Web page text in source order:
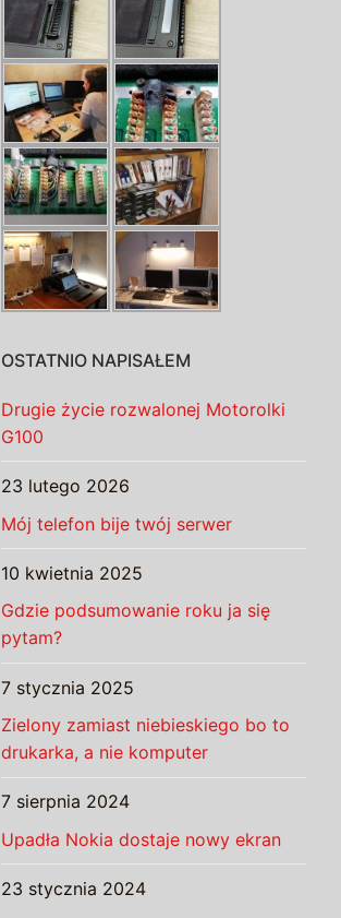
OSTATNIO NAPISAŁEM
Drugie życie rozwalonej Motorolki
G100
23 lutego 2026
Mój telefon bije twój serwer
10 kwietnia 2025
Gdzie podsumowanie roku ja się
pytam?
7 stycznia 2025
Zielony zamiast niebieskiego bo to
drukarka, a nie komputer
7 sierpnia 2024
Upadła Nokia dostaje nowy ekran
23 stycznia 2024